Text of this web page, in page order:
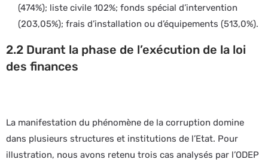
(474%); liste civile 102%; fonds spécial d’intervention
(203,05%); frais d’installation ou d’équipements (513,0%).
2.2 Durant la phase de l’exécution de la loi
des finances
La manifestation du phénomène de la corruption domine
dans plusieurs structures et institutions de l’Etat. Pour
illustration, nous avons retenu trois cas analysés par l’ODEP